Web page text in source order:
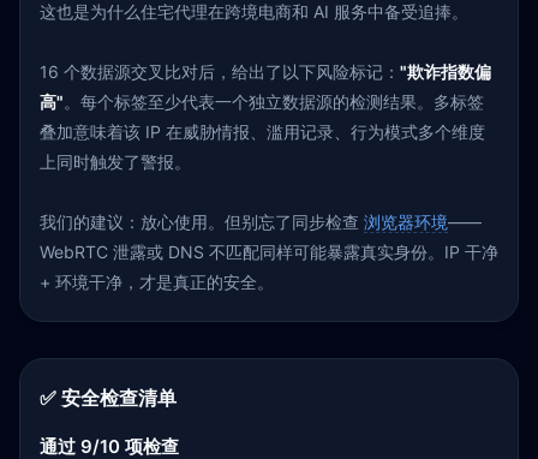
这也是为什么住宅代理在跨境电商和 AI 服务中备受追捧。
16 个数据源交叉比对后，给出了以下风险标记： "欺诈指数偏
高"。每个标签至少代表一个独立数据源的检测结果。多标签
叠加意味着该 IP 在威胁情报、滥用记录、行为模式多个维度
上同时触发了警报。
我们的建议：放心使用。但别忘了同步检查 浏览器环境——
WebRTC 泄露或 DNS 不匹配同样可能暴露真实身份。IP 干净
+ 环境干净，才是真正的安全。
✅ 安全检查清单
通过 9/10 项检查